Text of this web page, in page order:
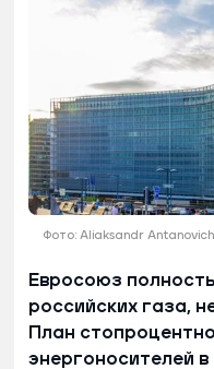
Фото: Aliaksandr
Евросоюз
российских газа,
План
энергоносителей